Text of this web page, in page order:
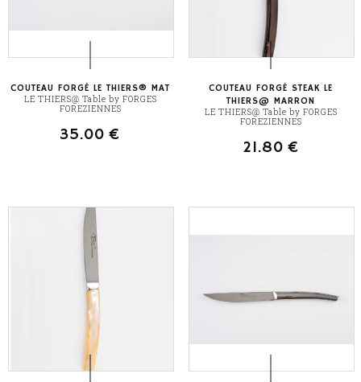
COUTEAU FORGÉ LE THIERS® MAT
LE THIERS@ Table by FORGES
FOREZIENNES
35.00 €
COUTEAU FORGÉ STEAK LE
THIERS@ MARRON
LE THIERS@ Table by FORGES
FOREZIENNES
21.80 €